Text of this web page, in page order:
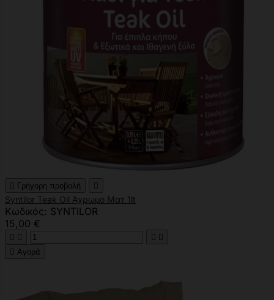
 Γρήγορη προβολή 
Syntilor Teak Oil Άχρωμο Ματ 1lt
Κωδικός: SYNTILOR
15,00 €
   
 Αγορά